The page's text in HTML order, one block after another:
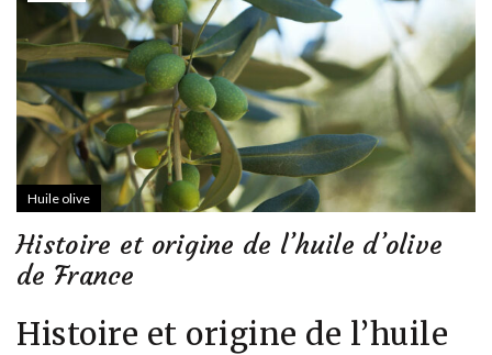
Huile olive
Histoire et origine de l’huile d’olive
de France
Histoire et origine de l’huile